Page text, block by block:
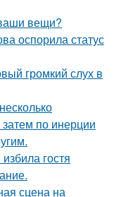
вещи?
оспорила статус
громкий слух в
по инерции
гостя
сцена на